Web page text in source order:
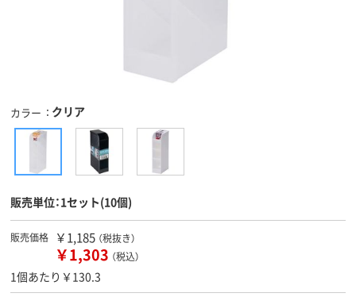
カラー クリア
販売単位：1セット(10個)
販売価格 ￥1,185 （税抜き）
￥1,303 （税込）
1個あたり￥130.3